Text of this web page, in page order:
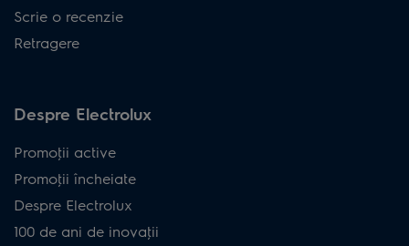
Scrie o recenzie
Retragere
Despre Electrolux
Promoţii active
Promoţii încheiate
Despre Electrolux
100 de ani de inovaţii